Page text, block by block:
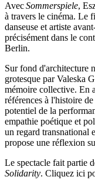
AvecSommerspiele,
à travers le cinéma. Le
danseuse et artiste
précisément dans le
Berlin.
Sur fond d'architecture
grotesque par Valeska
mémoire collective. En
références à l'histoire
potentiel de la
empathie poétique et
un regard transnational
propose une réflexion
Le spectacle fait partie
Solidarity. Cliquez ici